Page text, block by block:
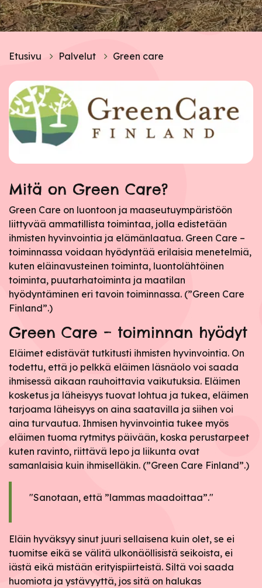
Etusivu Palvelut Green care
Mitä on Green Care?
Green Care on luontoon ja maaseutuympäristöön
liittyvää ammatillista toimintaa, jolla edistetään
ihmisten hyvinvointia ja elämänlaatua. Green Care –
toiminnassa voidaan hyödyntää erilaisia menetelmiä,
kuten eläinavusteinen toiminta, luontolähtöinen
toiminta, puutarhatoiminta ja maatilan
hyödyntäminen eri tavoin toiminnassa. (”Green Care
Finland”.)
Green Care – toiminnan hyödyt
Eläimet edistävät tutkitusti ihmisten hyvinvointia. On
todettu, että jo pelkkä eläimen läsnäolo voi saada
ihmisessä aikaan rauhoittavia vaikutuksia. Eläimen
kosketus ja läheisyys tuovat lohtua ja tukea, eläimen
tarjoama läheisyys on aina saatavilla ja siihen voi
aina turvautua. Ihmisen hyvinvointia tukee myös
eläimen tuoma rytmitys päivään, koska perustarpeet
kuten ravinto, riittävä lepo ja liikunta ovat
samanlaisia kuin ihmiselläkin. (”Green Care Finland”.)
Sanotaan, että ”lammas maadoittaa”.
Eläin hyväksyy sinut juuri sellaisena kuin olet, se ei
tuomitse eikä se välitä ulkonäöllisistä seikoista, ei
iästä eikä mistään erityispiirteistä. Siltä voi saada
huomiota ja ystävyyttä, jos sitä on halukas